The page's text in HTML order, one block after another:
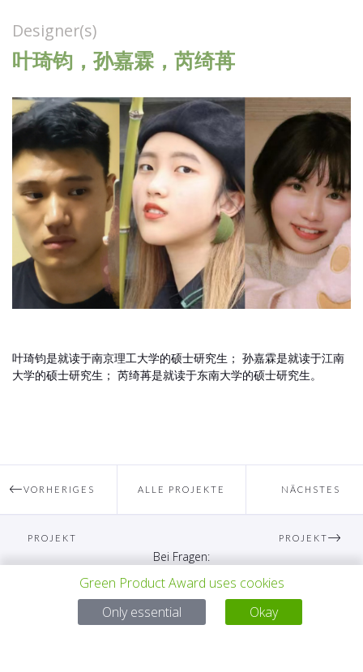
Designer(s)
叶琦钧，孙嘉霖，芮绮苒
叶琦钧是就读于南京理工大学的硕士研究生； 孙嘉霖是就读于江南
大学的硕士研究生； 芮绮苒是就读于东南大学的硕士研究生。
VORHERIGES
PROJEKT
ALLE PROJEKTE NÄCHSTES
PROJEKT
Bei Fragen:
Email:service@gp-award.com
Telefon: + 49 30 25742 880
Green Product Award uses cookies
Only essential
Okay